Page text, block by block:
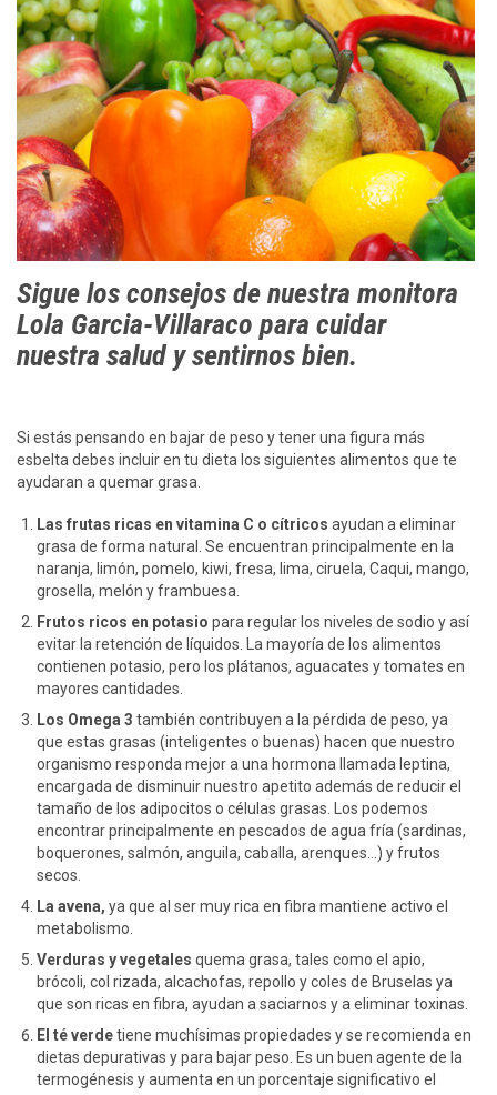
Sigue los consejos de nuestra monitora
Lola Garcia-Villaraco para cuidar
nuestra salud y sentirnos bien.
Si estás pensando en bajar de peso y tener una figura más
esbelta debes incluir en tu dieta los siguientes alimentos que te
ayudaran a quemar grasa.
Las frutas ricas en vitamina C o cítricos ayudan a eliminar
grasa de forma natural. Se encuentran principalmente en la
naranja, limón, pomelo, kiwi, fresa, lima, ciruela, Caqui, mango,
grosella, melón y frambuesa.
Frutos ricos en potasiopara regular los niveles de sodio y así
evitar la retención de líquidos. La mayoría de los alimentos
contienen potasio, pero los plátanos, aguacates y tomates en
mayores cantidades.
Los Omega 3también contribuyen a la pérdida de peso, ya
que estas grasas (inteligentes o buenas) hacen que nuestro
organismo responda mejor a una hormona llamada leptina,
encargada de disminuir nuestro apetito además de reducir el
tamaño de los adipocitos o células grasas. Los podemos
encontrar principalmente en pescados de agua fría (sardinas,
boquerones, salmón, anguila, caballa, arenques…) y frutos
secos.
La avena,ya que al ser muy rica en fibra mantiene activo el
metabolismo.
Verduras y vegetalesquema grasa, tales como el apio,
brócoli, col rizada, alcachofas, repollo y coles de Bruselas ya
que son ricas en fibra, ayudan a saciarnos y a eliminar toxinas.
El té verdetiene muchísimas propiedades y se recomienda en
dietas depurativas y para bajar peso. Es un buen agente de la
termogénesis y aumenta en un porcentaje significativo el